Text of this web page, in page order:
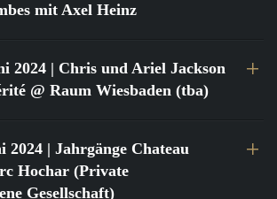
mit Axel Heinz
2024 | Chris und Ariel Jackson
@ Raum Wiesbaden (tba)
2024 | Jahrgänge Chateau
Hochar (Private
Gesellschaft)